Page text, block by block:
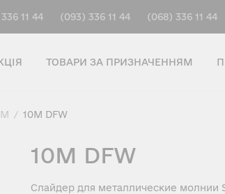
11 44 (093) 336 11 44 (068) 336 11 44
ТОВАРИ ЗА ПРИЗНАЧЕННЯМ
/ 10M DFW
10M DFW
Слайдер для металлические молнии